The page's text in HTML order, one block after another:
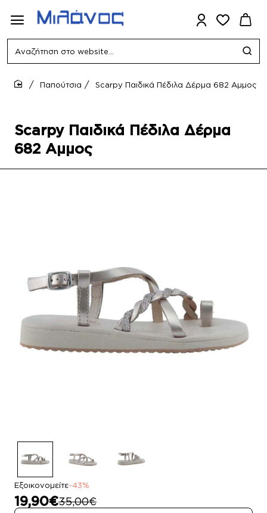
Αναζήτηση
website...
Scarpy Παιδικά Πέδιλα Δέρμα
682 Αμμος
Παπούτσια Scarpy Παιδικά Πέδιλα Δέρμα 682 Αμμος
Εξοικονομείτε-43%
19,90€35,00€